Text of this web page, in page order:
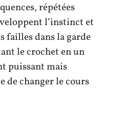
répétées
l’instinct et
failles dans la garde
le crochet en un
puissant mais
de changer le cours